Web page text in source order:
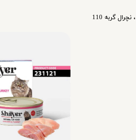
،نچرال گربه 110